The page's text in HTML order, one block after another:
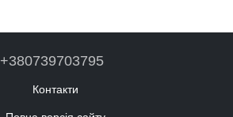
+380739703795
Контакти